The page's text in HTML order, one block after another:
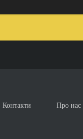
Контакти Про нас